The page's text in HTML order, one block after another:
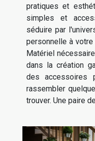
pratiques et
simples et
séduire par
personnelle à
Matériel
dans la création
des accessoires
rassembler
trouver. Une paire